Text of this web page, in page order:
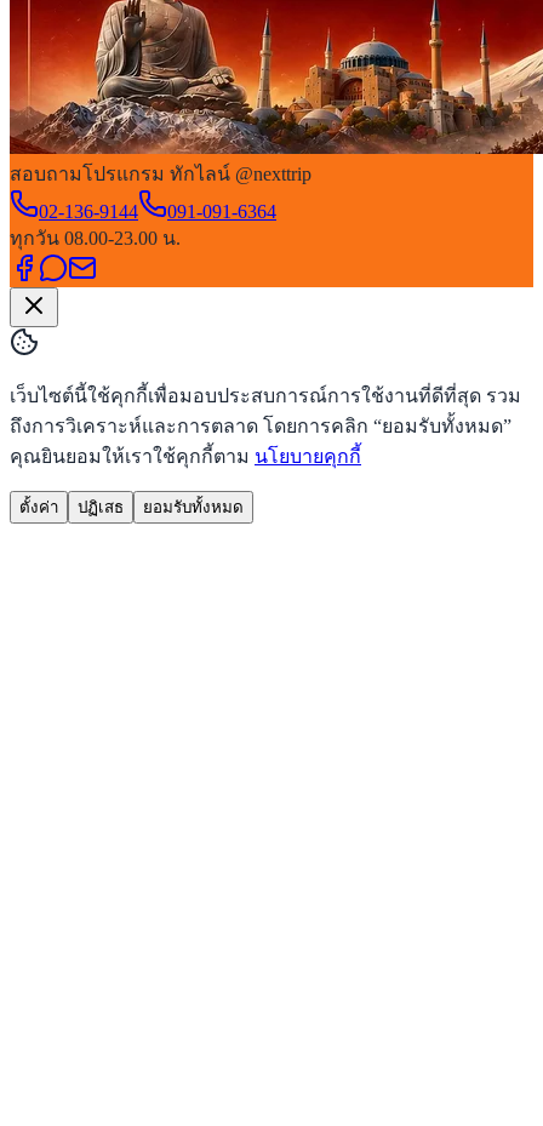
สอบถามโปรแกรม ทักไลน์ @nexttrip
02-136-9144
091-091-6364
ทุกวัน 08.00-23.00 น.
เว็บไซต์นี้ใช้คุกกี้เพื่อมอบประสบการณ์การใช้งานที่ดีที่สุด รวม
ถึงการวิเคราะห์และการตลาด โดยการคลิก “ยอมรับทั้งหมด”
คุณยินยอมให้เราใช้คุกกี้ตาม นโยบายคุกกี้
ตั้งค่า ปฏิเสธ ยอมรับทั้งหมด